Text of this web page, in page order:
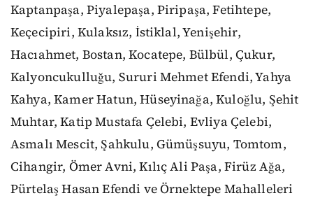
Kaptanpaşa, Piyalepaşa, Piripaşa, Fetihtepe,
Keçecipiri, Kulaksız, İstiklal, Yenişehir,
Hacıahmet, Bostan, Kocatepe, Bülbül, Çukur,
Kalyoncukulluğu, Sururi Mehmet Efendi, Yahya
Kahya, Kamer Hatun, Hüseyinağa, Kuloğlu, Şehit
Muhtar, Katip Mustafa Çelebi, Evliya Çelebi,
Asmalı Mescit, Şahkulu, Gümüşsuyu, Tomtom,
Cihangir, Ömer Avni, Kılıç Ali Paşa, Firüz Ağa,
Pürtelaş Hasan Efendi ve Örnektepe Mahalleleri